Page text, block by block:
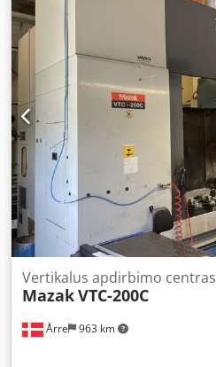
Årre 963 km
Vertikalus apdirbimo centras
MazakVTC-200C